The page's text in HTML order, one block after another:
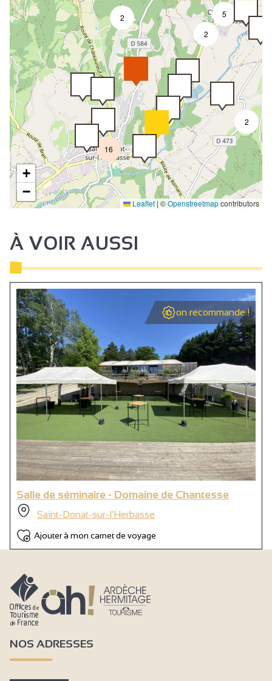
16
2
2
2
5
+
−
Leaflet | ©Openstreetmapcontributors
À VOIR AUSSI
on recommande !
Salle de séminaire - Domaine de Chantesse
Saint-Donat-sur-l'Herbasse
Ajouter à mon carnet de voyage
NOS ADRESSES